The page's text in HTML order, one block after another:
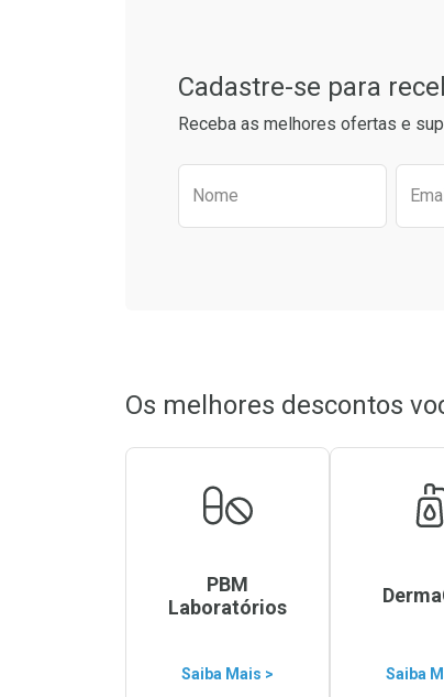
Cadastre-se para
Receba as melhores ofertas e
Preencha o
Nome
Os melhores descontos
PBM
Laboratórios
Saiba Mais > Saiba